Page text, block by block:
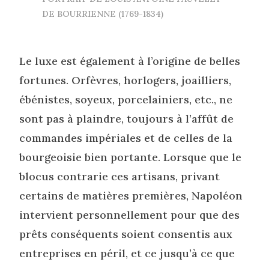
DE BOURRIENNE (1769-1834)
Le luxe est également à l’origine de belles
fortunes. Orfèvres, horlogers, joailliers,
ébénistes, soyeux, porcelainiers, etc., ne
sont pas à plaindre, toujours à l’affût de
commandes impériales et de celles de la
bourgeoisie bien portante. Lorsque que le
blocus contrarie ces artisans, privant
certains de matières premières, Napoléon
intervient personnellement pour que des
prêts conséquents soient consentis aux
entreprises en péril, et ce jusqu’à ce que